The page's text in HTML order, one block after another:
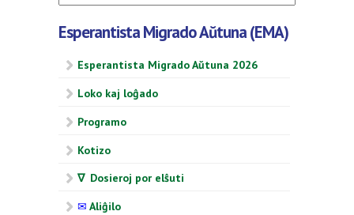
Esperantista Migrado Aŭtuna (EMA)
Esperantista Migrado Aŭtuna 2026
Loko kaj loĝado
Programo
Kotizo
∇ Dosieroj por elŝuti
✉ Aliĝilo